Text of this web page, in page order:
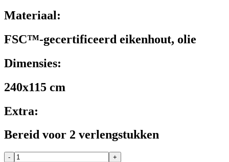
Materiaal:
FSC™-gecertificeerd eikenhout, olie
Dimensies:
240x115 cm
Extra:
Bereid voor 2 verlengstukken
- +